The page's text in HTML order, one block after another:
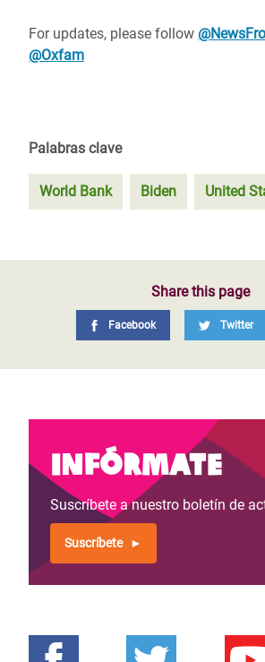
For updates, please follow
@Oxfam
Palabras clave
World Bank Biden United
Share this page
Facebook Twitter
Infórmate
Suscríbete a nuestro boletín de
Suscríbete